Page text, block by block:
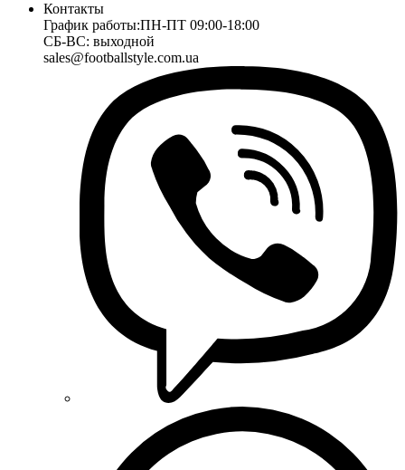
Контакты
График работы:ПН-ПТ 09:00-18:00
СБ-ВС: выходной
sales@footballstyle.com.ua